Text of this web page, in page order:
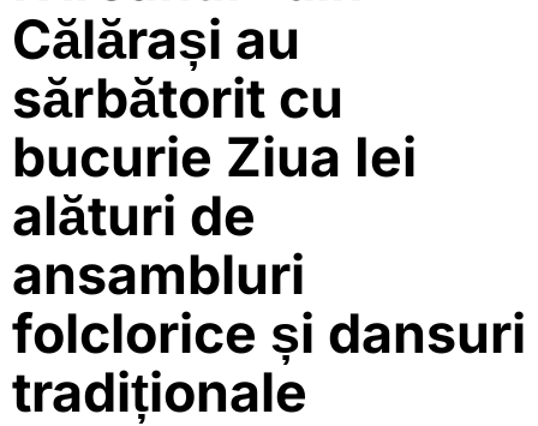
Călărași au
sărbătorit cu
bucurie Ziua Iei
alături de
ansambluri
folclorice și dansuri
tradiționale